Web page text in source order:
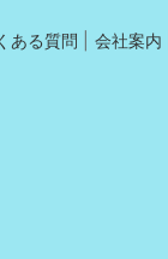
ある質問 会社案内